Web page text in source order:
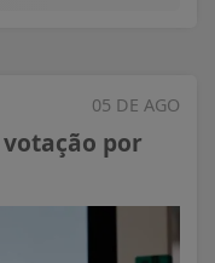
05 DE AGO
votação por